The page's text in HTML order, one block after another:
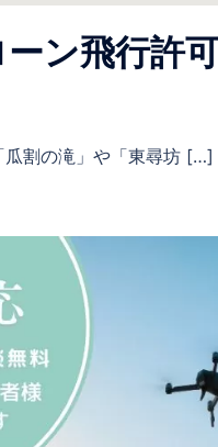
ン飛行許
瓜割の滝」や「東尋坊 […]